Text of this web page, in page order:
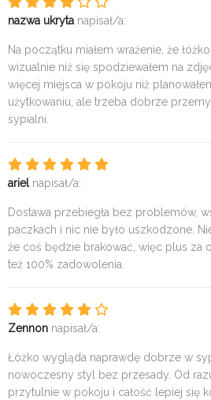
nazwa ukryta napisał/a:
Na początku miałem wrażenie, że
wizualnie niż się spodziewałem na
więcej miejsca w pokoju niż
użytkowaniu, ale trzeba dobrze
sypialni.
arielnapisał/a:
Dostawa przebiegła bez problemów,
paczkach i nic nie było uszkodzone.
że coś będzie brakować, więc plus za
też 100% zadowolenia.
Zennon napisał/a:
Łóżko wygląda naprawdę dobrze w
nowoczesny styl bez przesady. Od
przytulnie w pokoju i całość lepiej się